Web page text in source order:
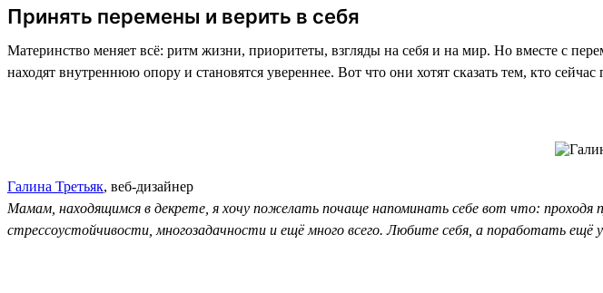
Принять перемены и верить в себя
Материнство меняет всё: ритм жизни, приоритеты, взгляды на себя и на мир. Но вместе с
находят внутреннюю опору и становятся увереннее. Вот что они хотят сказать тем, кто сейчас
Галина Третьяк, веб-дизайнер
Мамам, находящимся в декрете, я хочу пожелать почаще напоминать себе вот что: проходя
стрессоустойчивости, многозадачности и ещё много всего. Любите себя, а поработать ещё